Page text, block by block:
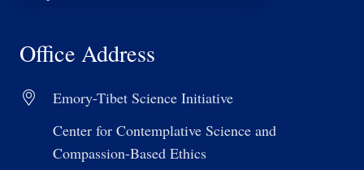
Office Address
Emory-Tibet Science Initiative
Center for Contemplative Science and
Compassion-Based Ethics